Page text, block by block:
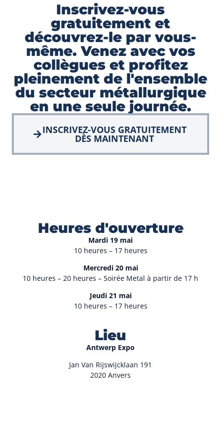
Inscrivez-vous
gratuitement et
découvrez-le par vous-
même. Venez avec vos
collègues et profitez
pleinement de l'ensemble
du secteur métallurgique
en une seule journée.
INSCRIVEZ-VOUS GRATUITEMENT
DÈS MAINTENANT
Heures d'ouverture
Mardi 19 mai
10 heures – 17 heures
Mercredi 20 mai
10 heures – 20 heures – Soirée Metal à partir de 17 h
Jeudi 21 mai
10 heures – 17 heures
Lieu
Antwerp Expo
Jan Van Rijswijcklaan 191
2020 Anvers